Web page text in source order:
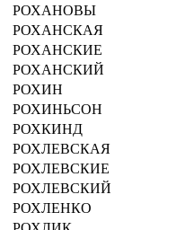
РОХАНОВЫ
РОХАНСКАЯ
РОХАНСКИЕ
РОХАНСКИЙ
РОХИН
РОХИНЬСОН
РОХКИНД
РОХЛЕВСКАЯ
РОХЛЕВСКИЕ
РОХЛЕВСКИЙ
РОХЛЕНКО